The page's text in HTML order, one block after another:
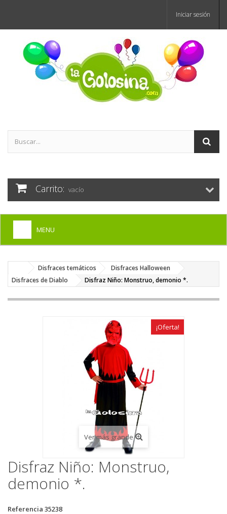
Iniciar sesión
Carrito: vacío
MENU
+
PELUCAS, GORROS, CARETAS
Disfraces temáticos
Disfraces Halloween
Disfraces de Diablo
Disfraz Niño: Monstruo, demonio *.
¡Oferta!
Ver más grande
Disfraz Niño: Monstruo,
demonio *.
Referencia 35238